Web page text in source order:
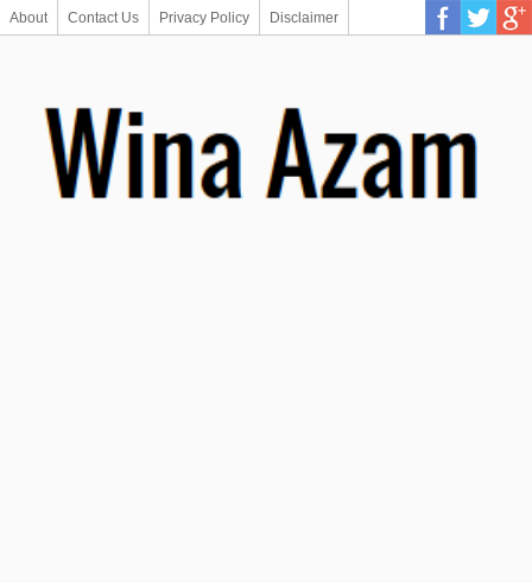
About Contact Us Privacy Policy Disclaimer